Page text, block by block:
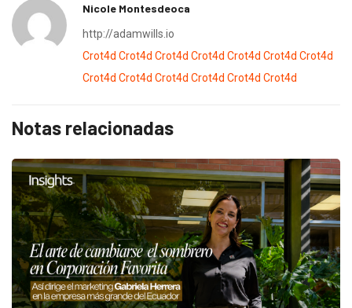
Nicole Montesdeoca
http://adamwills.io
Crot4d Crot4d Crot4d Crot4d Crot4d Crot4d Crot4d
Crot4d Crot4d Crot4d Crot4d Crot4d Crot4d
Notas relacionadas